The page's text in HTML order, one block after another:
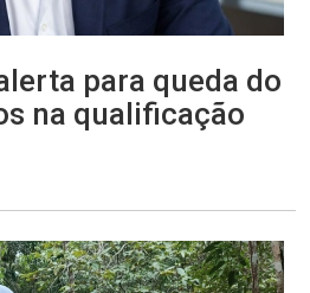
para queda do
na qualificação